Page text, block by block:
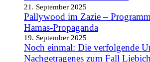
21. September 2025
Pallywood im Zazie –
Hamas-Propaganda
19. September 2025
Noch einmal: Die verfolgende
Nachgetragenes zum Fall Liebich